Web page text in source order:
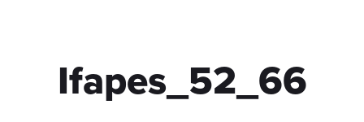
Ifapes_52_66